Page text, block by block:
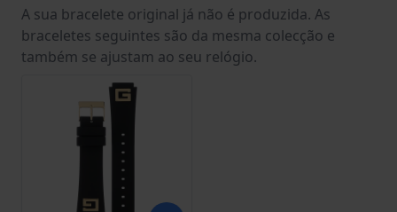
A sua bracelete original já não é produzida. As
braceletes seguintes são da mesma colecção e
também se ajustam ao seu relógio.